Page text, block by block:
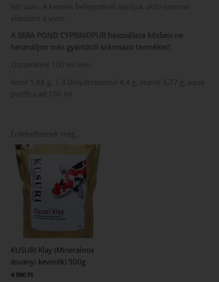
hét után. A kezelés befejeztével ajánljuk aktív-szénnel
előszűrni a vízet.
A SERA POND CYPRINOPUR használata közben ne
használjon más gyártótól származó terméket!
Összetétele 100 ml-ben:
fenol 1,88 g, 1,3 Dihydrobencol 4,4 g, etanol 5,77 g, aqua
purifica ad 100 ml.
Érdekelhetnek még…
KUSURI Klay (Mineralmix
ásványi keverék) 500g
4 990 Ft